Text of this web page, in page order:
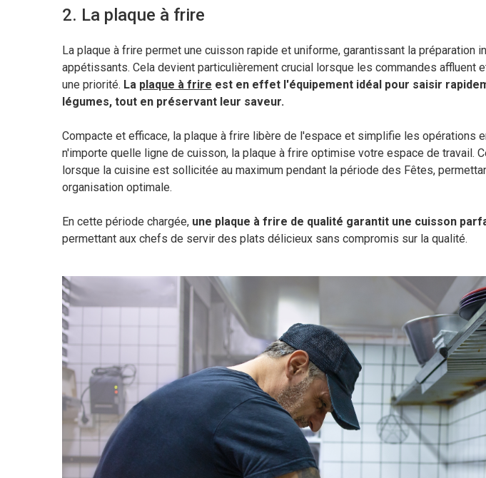
2. La plaque à frire
La plaque à frire permet une cuisson rapide et uniforme, garantissant la préparation
appétissants. Cela devient particulièrement crucial lorsque les commandes affluent
une priorité. La plaque à frire est en effet l'équipement idéal pour saisir
légumes, tout en préservant leur saveur.
Compacte et efficace, la plaque à frire libère de l'espace et simplifie les opérations
n'importe quelle ligne de cuisson, la plaque à frire optimise votre espace de travail.
lorsque la cuisine est sollicitée au maximum pendant la période des Fêtes,
organisation optimale.
En cette période chargée, une plaque à frire de qualité garantit une cuisson
permettant aux chefs de servir des plats délicieux sans compromis sur la qualité.